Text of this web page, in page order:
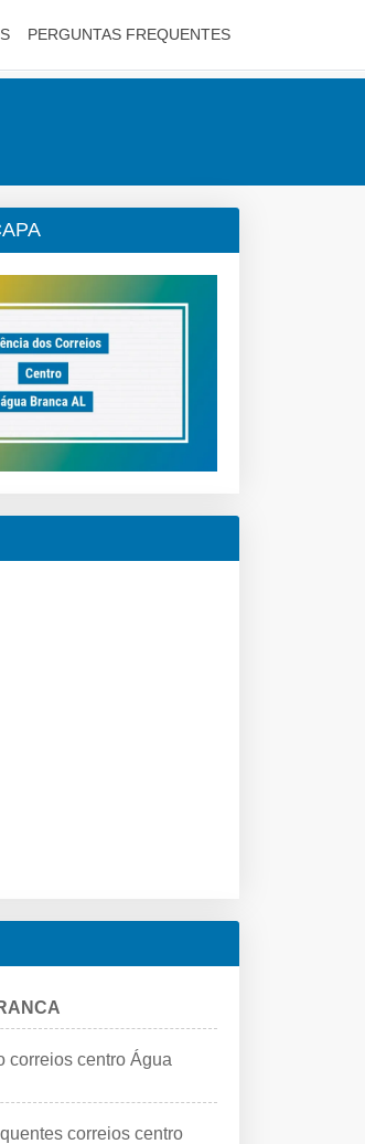
PERGUNTAS FREQUENTES
correios centro Água
correios centro